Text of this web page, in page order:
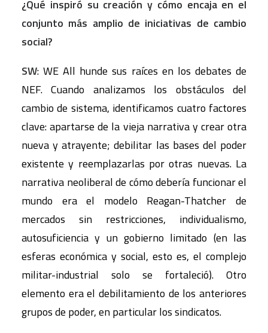
¿Qué inspiró su creación y cómo encaja en el
conjunto más amplio de iniciativas de cambio
social?
SW: WE All hunde sus raíces en los debates de
NEF. Cuando analizamos los obstáculos del
cambio de sistema, identificamos cuatro factores
clave: apartarse de la vieja narrativa y crear otra
nueva y atrayente; debilitar las bases del poder
existente y reemplazarlas por otras nuevas. La
narrativa neoliberal de cómo debería funcionar el
mundo era el modelo Reagan-Thatcher de
mercados sin restricciones, individualismo,
autosuficiencia y un gobierno limitado (en las
esferas económica y social, esto es, el complejo
militar-industrial solo se fortaleció). Otro
elemento era el debilitamiento de los anteriores
grupos de poder, en particular los sindicatos.